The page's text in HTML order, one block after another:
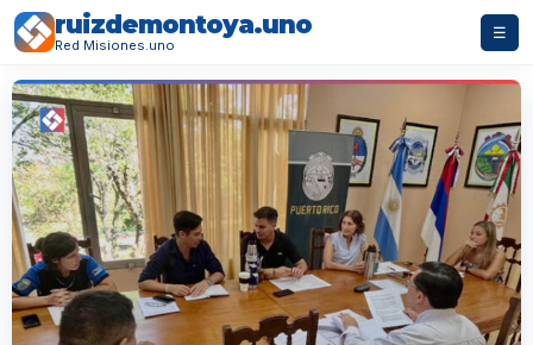
ruizdemontoya.uno
Red Misiones.uno
☰